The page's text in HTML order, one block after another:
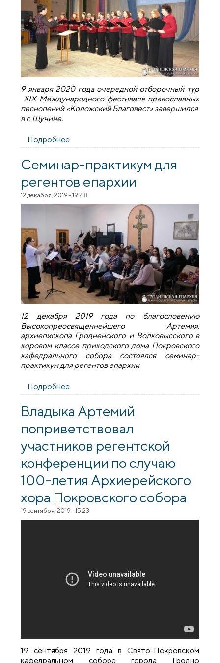
9 января 2020 года очередной отборочный тур
XIX Международного фестиваля православных
песнопений «Коложский Благовест» завершился
в г. Щучине.
Подробнее
«Коложский Благовест» в Щучине
Семинар-практикум для
регентов епархии
12 декабря, 2019 - 19:48
12 декабря 2019 года по благословению
Высокопреосвященнейшего Артемия,
архиепископа Гродненского и Волковысского в
хоровом классе приходского дома Покровского
кафедрального собора состоялся семинар-
практикум для регентов епархии.
Подробнее
епархии
Владыка Артемий
поприветствовал
участников регентской
конференции по случаю
100-летия Архиерейского
хора Покровского собора
19 сентября, 2019 - 15:23
19 сентября 2019 года в Свято-Покровском
кафедральном соборе города Гродно